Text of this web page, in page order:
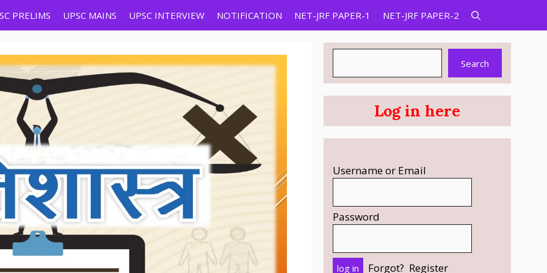
PRELIMS UPSC MAINS UPSC INTERVIEW NOTIFICATION NET-JRF PAPER-1 NET-JRF PAPER-2
Search
Log in here
Username or Email
Password
Forgot? Register